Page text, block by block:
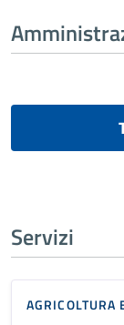
Servizi
AGRICOLTURA